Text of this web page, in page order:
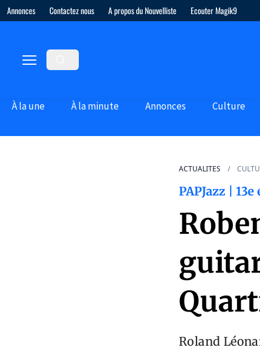
Annonces Contactez nous A propos du Nouvelliste Ecouter Magik9
À la une À la minute Annonces Culture
ACTUALITES
PAPJazz |
Roland